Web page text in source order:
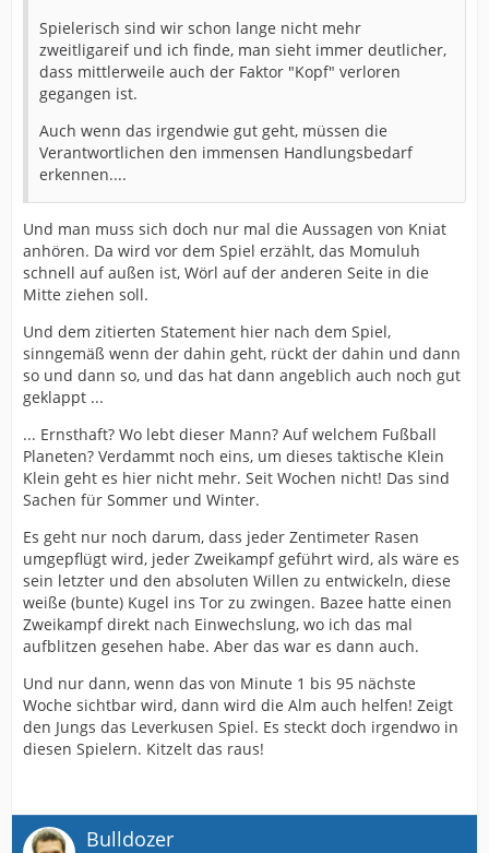
Spielerisch sind wir schon lange nicht mehr
zweitligareif und ich finde, man sieht immer deutlicher,
dass mittlerweile auch der Faktor "Kopf" verloren
gegangen ist.
Auch wenn das irgendwie gut geht, müssen die
Verantwortlichen den immensen Handlungsbedarf
erkennen....
Und man muss sich doch nur mal die Aussagen von Kniat
anhören. Da wird vor dem Spiel erzählt, das Momuluh
schnell auf außen ist, Wörl auf der anderen Seite in die
Mitte ziehen soll.
Und dem zitierten Statement hier nach dem Spiel,
sinngemäß wenn der dahin geht, rückt der dahin und dann
so und dann so, und das hat dann angeblich auch noch gut
geklappt ...
... Ernsthaft? Wo lebt dieser Mann? Auf welchem Fußball
Planeten? Verdammt noch eins, um dieses taktische Klein
Klein geht es hier nicht mehr. Seit Wochen nicht! Das sind
Sachen für Sommer und Winter.
Es geht nur noch darum, dass jeder Zentimeter Rasen
umgepflügt wird, jeder Zweikampf geführt wird, als wäre es
sein letzter und den absoluten Willen zu entwickeln, diese
weiße (bunte) Kugel ins Tor zu zwingen. Bazee hatte einen
Zweikampf direkt nach Einwechslung, wo ich das mal
aufblitzen gesehen habe. Aber das war es dann auch.
Und nur dann, wenn das von Minute 1 bis 95 nächste
Woche sichtbar wird, dann wird die Alm auch helfen! Zeigt
den Jungs das Leverkusen Spiel. Es steckt doch irgendwo in
diesen Spielern. Kitzelt das raus!
Bulldozer